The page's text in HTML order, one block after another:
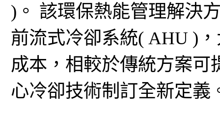
)。 該環保熱能管理解決
前流式冷卻系統( AHU )
成本，相較於傳統方案可
心冷卻技術制訂全新定義